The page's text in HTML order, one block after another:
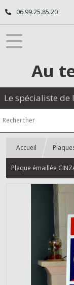
06.99.25.85.20
Au
Le spécialiste
Accueil
Plaque émaillée